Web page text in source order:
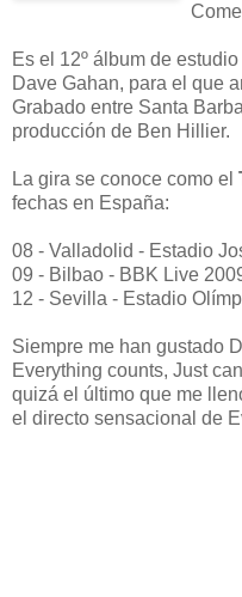
Es el 12º álbum de
Dave Gahan, para el que
Grabado entre Santa
producción de Ben Hillier.
La gira se conoce como el
fechas en España:
08 - Valladolid - Estadio
09 - Bilbao - BBK Live
12 - Sevilla - Estadio
Siempre me han gustado
Everything counts, Just
quizá el último que me
el directo sensacional de